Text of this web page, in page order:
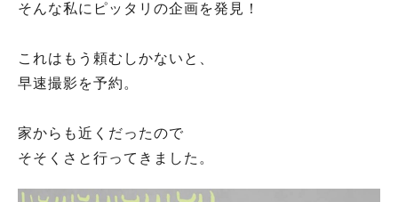
そんな私にピッタリの企画を発見！
これはもう頼むしかないと、
早速撮影を予約。
家からも近くだったので
そそくさと行ってきました。